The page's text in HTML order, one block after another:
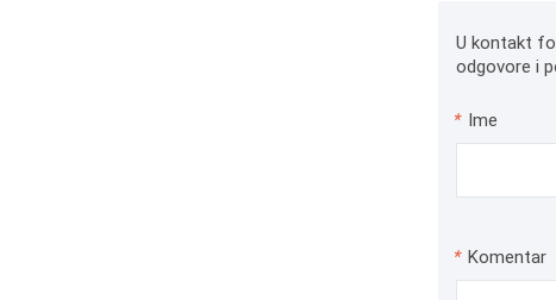
U kontakt
odgovore i
* Ime
* Komentar